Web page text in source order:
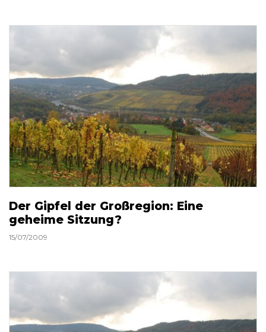
Der Gipfel der Großregion: Eine
geheime Sitzung?
15/07/2009